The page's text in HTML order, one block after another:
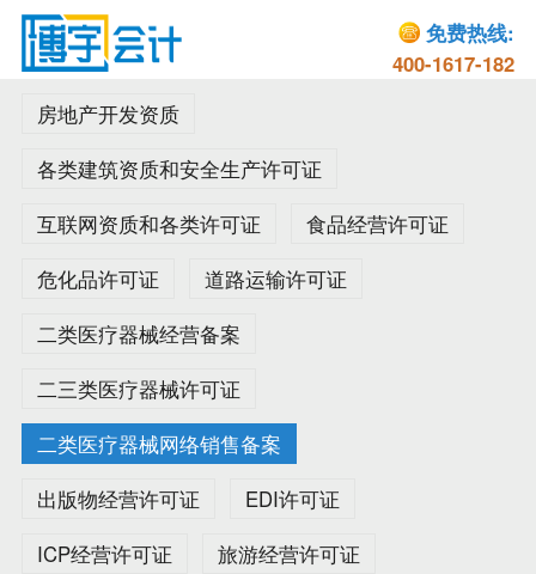
免费热线:
400-1617-182
房地产开发资质
各类建筑资质和安全生产许可证
互联网资质和各类许可证
食品经营许可证
危化品许可证
道路运输许可证
二类医疗器械经营备案
二三类医疗器械许可证
二类医疗器械网络销售备案
出版物经营许可证
EDI许可证
ICP经营许可证
旅游经营许可证